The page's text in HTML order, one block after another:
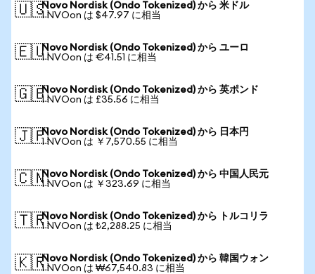
🇺🇸Novo Nordisk (Ondo Tokenized) から 米ドル
1 NVOon は $47.97 に相当
🇪🇺Novo Nordisk (Ondo Tokenized) から ユーロ
1 NVOon は €41.51 に相当
🇬🇧Novo Nordisk (Ondo Tokenized) から 英ポンド
1 NVOon は £35.56 に相当
🇯🇵Novo Nordisk (Ondo Tokenized) から 日本円
1 NVOon は ￥7,570.55 に相当
🇨🇳Novo Nordisk (Ondo Tokenized) から 中国人民元
1 NVOon は ￥323.69 に相当
🇹🇷Novo Nordisk (Ondo Tokenized) から トルコリラ
1 NVOon は ₺2,288.25 に相当
🇰🇷Novo Nordisk (Ondo Tokenized) から 韓国ウォン
1 NVOon は ₩67,540.83 に相当